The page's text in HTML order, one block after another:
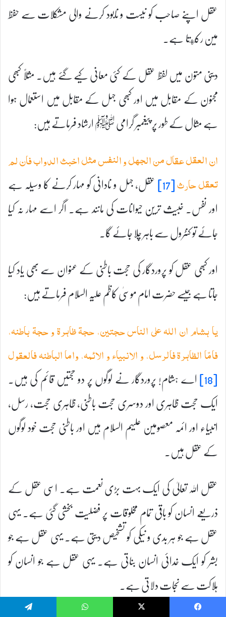
عقل اپنے صاحب کو نیست و نابود کرنے والی مشکلات سے حفظ
مین رکهتا ہے۔
دینی متون میں لفظ عقل کے کئی معانی کیے گئے ہیں۔ مثلاً کبھی
مجنون کے مقابل میں اور کبھی جہل کے مقابل میں استعمال ہوا
ہے مثال کے طور پر پیغمبر گرامی ﷺ ارشاد فرماتے ہیں:
ان العقل عقال من الجہل و النفس مثل اخبث الدواب فان لم
تعقل حارث[17]
عقل، جہل و نادانی کو مہار کرنے کا وسیلہ ہے
اور نفس۔ خبیث ترین حیوانات کی مانند ہے۔ اگر اسے مہار نہ کیا
جائے تو کنٹرول سے باہر چلا جائے گا۔
اور کبھی عقل کو پروردگار کی حجت باطنی کے عنوان سے بھی یاد کیا
جاتا ہے جیسے حضرت امام موسیٰ کاظم علیہ السلام فرماتے ہیں:
یا ہشام ان اللہ علی الناس حجتین، حجۃ ظاہرۃ و حجۃ باطنہ،
فامّا الظاہرۃ فالرسل، و الانبیاء و الائمہ، واما الباطنہ فالعقول
[18]
اے ہشام! پروردگار نے لوگوں پر دو حجتیں قائم کی ہیں۔
ایک حجت ظاہری اور دوسری حجت باطنی، ظاہری حجت، رسل،
انبیاء اور ائمہ معصومین علیہم السلام ہیں اور باطنی حجت خود لوگوں
کے عقل ہیں۔
عقل اللہ تعالیٰ کی ایک بہت بڑی نعمت ہے۔ اسی عقل کے
ذریعے انسان کو باقی تمام مخلوقات پر فضلیت بخشی گئی ہے۔ یہی
عقل ہے جو ہر بدی و نیکی کو تشخیص دیتی ہے۔ یہی عقل ہے جو
بشر کو ایک خدائی انسان بناتی ہے۔ یہی عقل ہے جو انسان کو
ہلاکت سے نجات دلاتی ہے۔